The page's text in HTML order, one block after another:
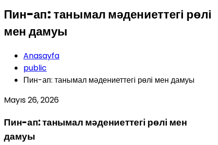
Пин-ап: танымал мәдениеттегі рөлі
мен дамуы
Anasayfa
public
Пин-ап: танымал мәдениеттегі рөлі мен дамуы
Mayıs 26, 2026
Пин-ап: танымал мәдениеттегі рөлі мен
дамуы